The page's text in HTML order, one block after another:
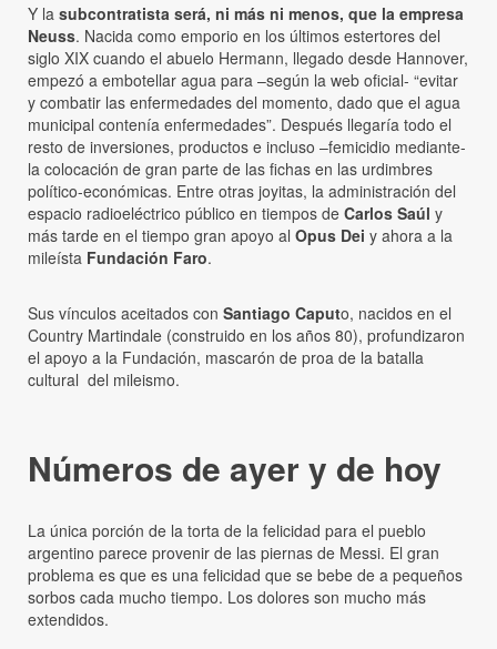
Y la subcontratista será, ni más ni menos, que la empresa
Neuss. Nacida como emporio en los últimos estertores del
siglo XIX cuando el abuelo Hermann, llegado desde Hannover,
empezó a embotellar agua para –según la web oficial- “evitar
y combatir las enfermedades del momento, dado que el agua
municipal contenía enfermedades”. Después llegaría todo el
resto de inversiones, productos e incluso –femicidio mediante-
la colocación de gran parte de las fichas en las urdimbres
político-económicas. Entre otras joyitas, la administración del
espacio radioeléctrico público en tiempos de Carlos Saúl y
más tarde en el tiempo gran apoyo al Opus Dei y ahora a la
mileísta Fundación Faro.
Sus vínculos aceitados con Santiago Caputo, nacidos en el
Country Martindale (construido en los años 80), profundizaron
el apoyo a la Fundación, mascarón de proa de la batalla
cultural del mileismo.
Números de ayer y de hoy
La única porción de la torta de la felicidad para el pueblo
argentino parece provenir de las piernas de Messi. El gran
problema es que es una felicidad que se bebe de a pequeños
sorbos cada mucho tiempo. Los dolores son mucho más
extendidos.